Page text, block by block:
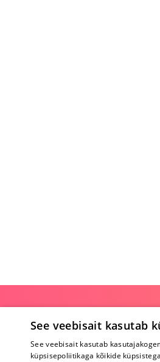
See veebisait kasutab
See veebisait kasutab
küpsisepoliitikaga kõikide